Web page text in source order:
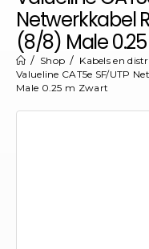
Netwerkkabel
(8/8) Male
Shop Kabels en
Valueline CAT5e SF/UTP
Male 0.25 m Zwart